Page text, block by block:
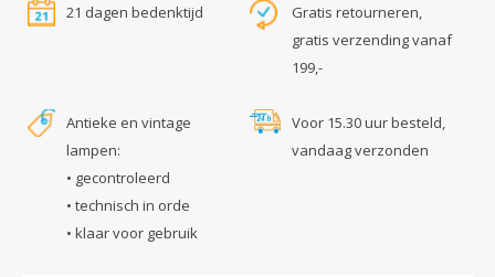
21 dagen bedenktijd
Gratis retourneren,
gratis verzending vanaf
199,-
Antieke en vintage
lampen:
• gecontroleerd
• technisch in orde
• klaar voor gebruik
Voor 15.30 uur besteld,
vandaag verzonden